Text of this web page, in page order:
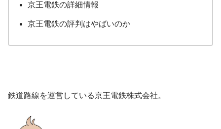
京王電鉄の詳細情報
京王電鉄の評判はやばいのか
鉄道路線を運営している京王電鉄株式会社。